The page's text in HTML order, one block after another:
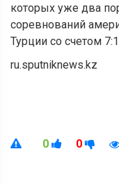
которых уже два
соревнований
Турции со счетом
ru.sputniknews.kz
0 0